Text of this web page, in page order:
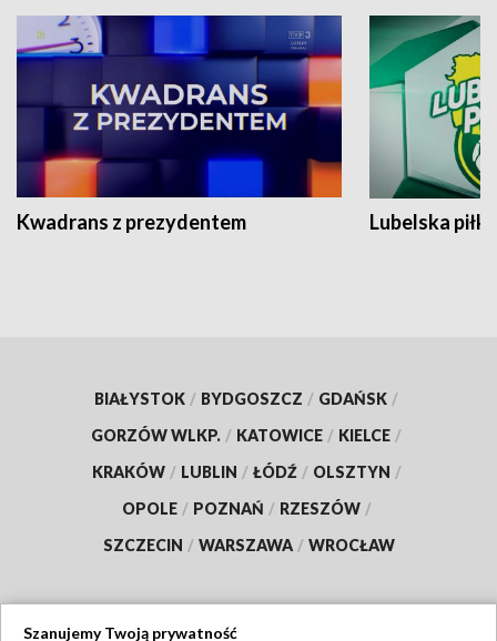
Kwadrans z prezydentem Lubelska piłka
BIAŁYSTOK / BYDGOSZCZ / GDAŃSK /
GORZÓW WLKP. / KATOWICE / KIELCE /
KRAKÓW / LUBLIN / ŁÓDŹ / OLSZTYN /
OPOLE / POZNAŃ / RZESZÓW /
SZCZECIN / WARSZAWA / WROCŁAW
Szanujemy Twoją prywatność